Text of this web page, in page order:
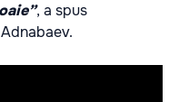
, a spus